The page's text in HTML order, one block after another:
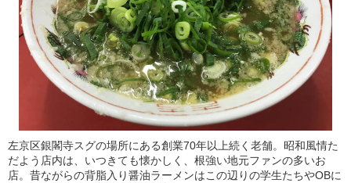
左京区銀閣寺スグの場所にある創業70年以上続く老舗。昭和風情た
だよう店内は、いつきても懐かしく、根強い地元ファンの多いお
店。昔ながらの背脂入り醤油ラーメンはこの辺りの学生たちやOBに